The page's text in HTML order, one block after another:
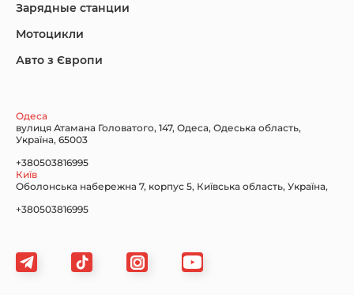
Nissan
Volkswagen Volvo Xiaomi
Зарядные станции
Мотоцикли
Авто з Європи
Одеса
вулиця Атамана Головатого, 147, Одеса, Одеська область,
Україна, 65003
+380503816995
Київ
Оболонська набережна 7, корпус 5, Київська область, Україна,
+380503816995